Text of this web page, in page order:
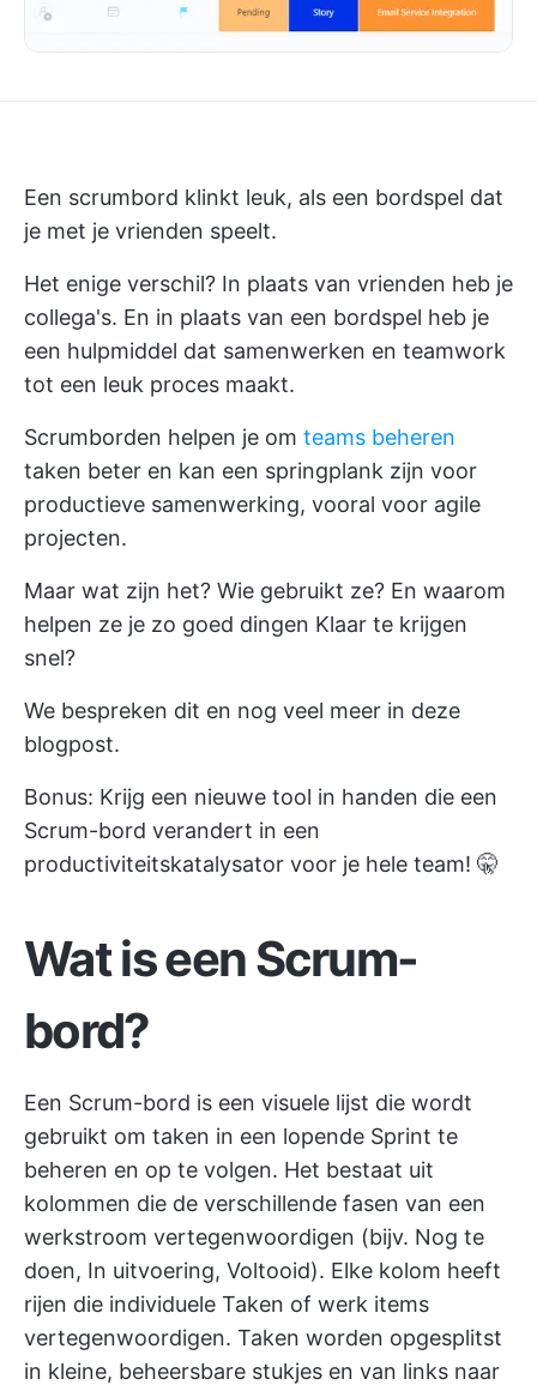
Een scrumbord klinkt leuk, als een bordspel dat
je met je vrienden speelt.
Het enige verschil? In plaats van vrienden heb je
collega's. En in plaats van een bordspel heb je
een hulpmiddel dat samenwerken en teamwork
tot een leuk proces maakt.
Scrumborden helpen je om teams beheren
taken beter en kan een springplank zijn voor
productieve samenwerking, vooral voor agile
projecten.
Maar wat zijn het? Wie gebruikt ze? En waarom
helpen ze je zo goed dingen Klaar te krijgen
snel?
We bespreken dit en nog veel meer in deze
blogpost.
Bonus: Krijg een nieuwe tool in handen die een
Scrum-bord verandert in een
productiviteitskatalysator voor je hele team! 🤫
Wat is een Scrum-
bord?
Een Scrum-bord is een visuele lijst die wordt
gebruikt om taken in een lopende Sprint te
beheren en op te volgen. Het bestaat uit
kolommen die de verschillende fasen van een
werkstroom vertegenwoordigen (bijv. Nog te
doen, In uitvoering, Voltooid). Elke kolom heeft
rijen die individuele Taken of werk items
vertegenwoordigen. Taken worden opgesplitst
in kleine, beheersbare stukjes en van links naar